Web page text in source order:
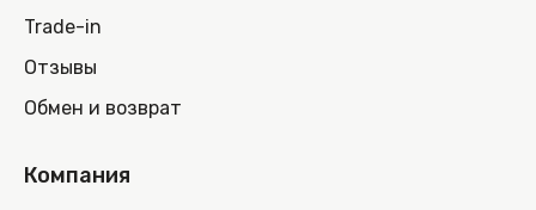
Trade-in
Отзывы
Обмен и возврат
Компания